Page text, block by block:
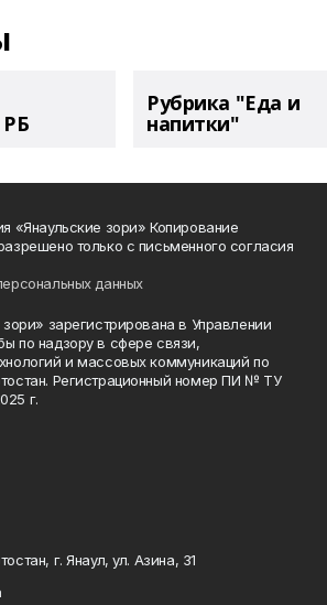
Рубрика "Еда и
напитки"
«Янаульские зори» Копирование
только с письменного согласия
данных
зори» зарегистрирована в Управлении
по надзору в сфере связи,
и массовых коммуникаций по
Регистрационный номер ПИ № ТУ
г.
г. Янаул, ул. Азина, 31